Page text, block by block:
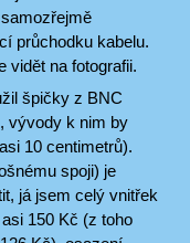
průchodku kabelu.
vidět na fotografii.
špičky z BNC
vývody k nim by
10 centimetrů).
spoji) je
já jsem celý vnitřek
150 Kč (z toho